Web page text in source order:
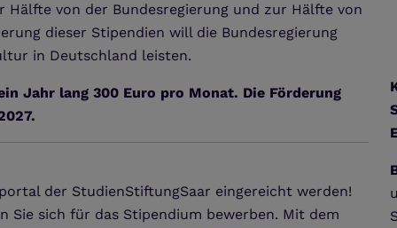
Hälfte von der Bundesregierung und zur Hälfte von
dieser Stipendien will die Bundesregierung
in Deutschland leisten.
Jahr lang 300 Euro pro Monat. Die Förderung
der StudienStiftungSaar eingereicht werden!
Sie sich für das Stipendium bewerben. Mit dem